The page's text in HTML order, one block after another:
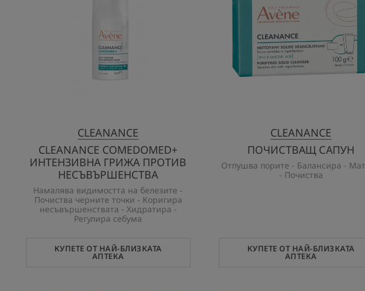
CLEANANCE
CLEANANCE COMEDOMED+
ИНТЕНЗИВНА ГРИЖА ПРОТИВ
НЕСЪВЪРШЕНСТВА
Намалява видимостта на белезите -
Почиства черните точки - Коригира
несъвършенствата - Хидратира -
Регулира себума
КУПЕТЕ ОТ НАЙ-БЛИЗКАТА
АПТЕКА
CLEANANCE
ПОЧИСТВАЩ САПУН
Отпушва порите - Балансира -
- Почиства
КУПЕТЕ ОТ НАЙ-БЛИЗКАТА
АПТЕКА